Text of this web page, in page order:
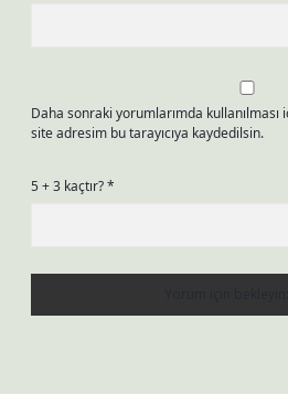
Daha sonraki yorumlarımda
site adresim bu tarayıcıya kaydedilsin.
5 + 3 kaçtır?*